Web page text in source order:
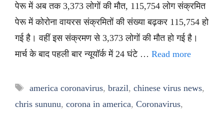
पेरू में अब तक 3,373 लोगों की मौत, 115,754 लोग संक्रमित
पेरू में कोरोना वायरस संक्रमितों की संख्या बढ़कर 115,754 हो
गई है। वहीं इस संक्रमण से 3,373 लोगों की मौत हो गई है।
मार्च के बाद पहली बार न्यूयॉर्क में 24 घंटे … Read more
Tags
america coronavirus, brazil, chinese virus news,
chris sununu, corona in america, Coronavirus,